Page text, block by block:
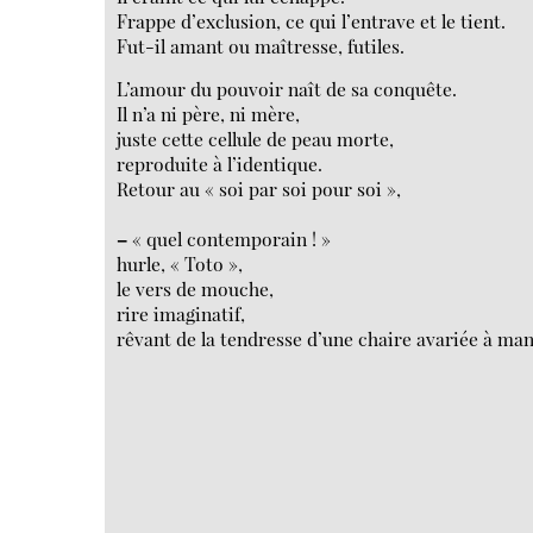
Frappe d’exclusion, ce qui l’entrave et le tient.
Fut-il amant ou maîtresse, futiles.
L’amour du pouvoir naît de sa conquête.
Il n’a ni père, ni mère,
juste cette cellule de peau morte,
reproduite à l’identique.
Retour au « soi par soi pour soi »,
–« quel contemporain ! »
hurle, « Toto »,
le vers de mouche,
rire imaginatif,
rêvant de la tendresse d’une chaire avariée à